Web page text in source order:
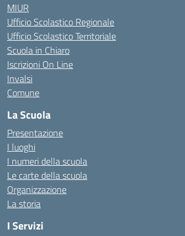
MIUR
Ufficio Scolastico Regionale
Ufficio Scolastico Territoriale
Scuola in Chiaro
Iscrizioni On Line
Invalsi
Comune
La Scuola
Presentazione
I luoghi
I numeri della scuola
Le carte della scuola
Organizzazione
La storia
I Servizi